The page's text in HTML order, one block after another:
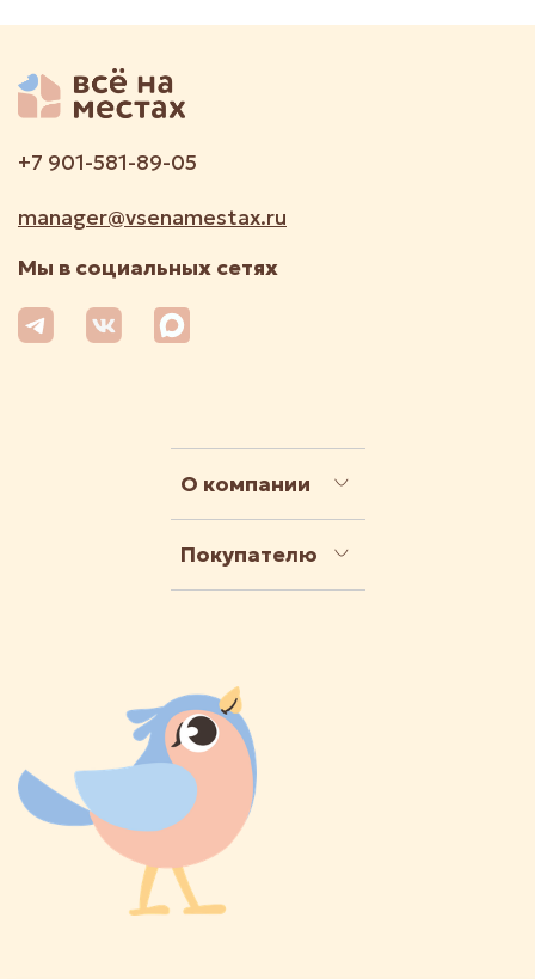
О компании
Покупателю
+7 901-581-89-05
manager@vsenamestax.ru
Мы в социальных сетях